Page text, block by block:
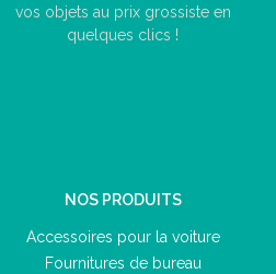
vos objets au prix grossiste en
quelques clics !
NOS PRODUITS
Accessoires pour la voiture
Fournitures de bureau